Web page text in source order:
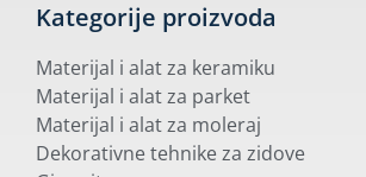
Kategorije proizvoda
Materijal i alat za keramiku
Materijal i alat za parket
Materijal i alat za moleraj
Dekorativne tehnike za zidove